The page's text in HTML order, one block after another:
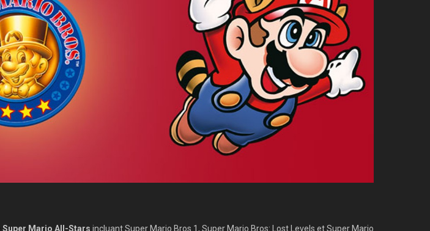
Super Mario All-Stars incluant Super Mario Bros 1, Super Mario Bros: Lost Levels et Super Mario